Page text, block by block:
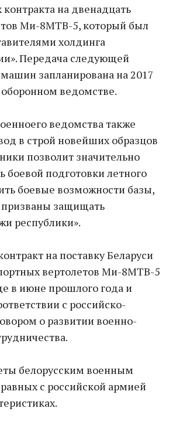
на двенадцать
Ми-8МТВ-5, который был
холдинга
Передача следующей
запланирована на 2017
ведомстве.
ведомства также
в строй новейших образцов
позволит значительно
боевой подготовки летного
боевые возможности базы,
призваны защищать
республики».
на поставку Беларуси
вертолетов Ми-8МТВ-5
в июне прошлого года и
с российско-
о развитии военно-
белорусским военным
с российской армией